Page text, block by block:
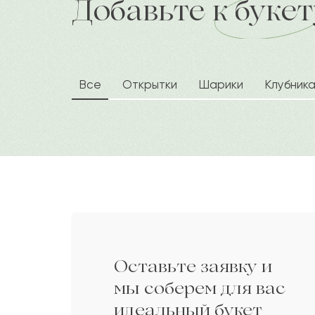
оформление аккуратно
доставка по городу в течение
Сагадат
Мелиана
Добавьте к
Все Открытки Шарики
Оставьте заявку и
мы соберем для вас